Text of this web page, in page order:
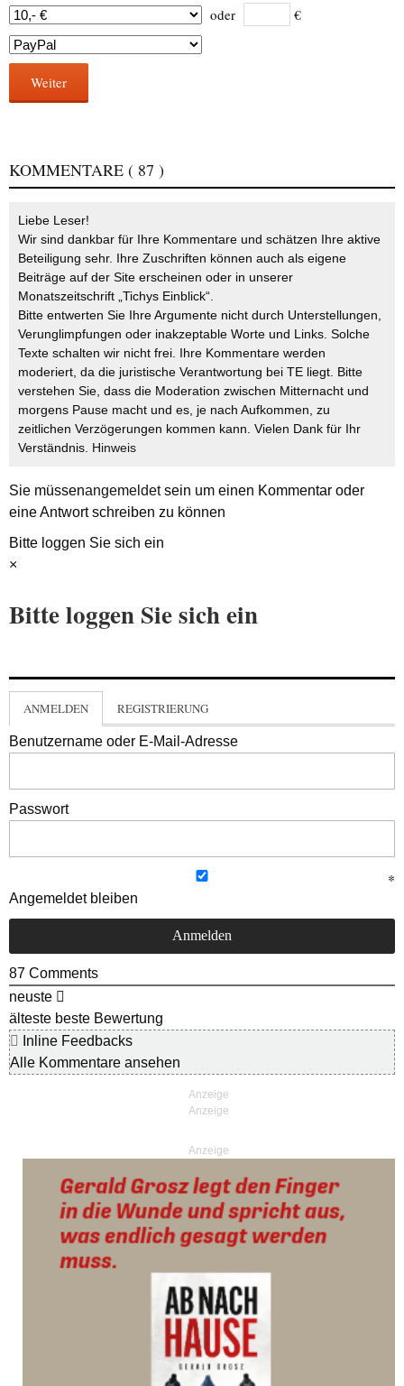
oder €
Weiter
KOMMENTARE ( 87 )
Liebe Leser!
Wir sind dankbar für Ihre Kommentare und schätzen Ihre aktive
Beteiligung sehr. Ihre Zuschriften können auch als eigene
Beiträge auf der Site erscheinen oder in unserer
Monatszeitschrift „Tichys Einblick“.
Bitte entwerten Sie Ihre Argumente nicht durch Unterstellungen,
Verunglimpfungen oder inakzeptable Worte und Links. Solche
Texte schalten wir nicht frei. Ihre Kommentare werden
moderiert, da die juristische Verantwortung bei TE liegt. Bitte
verstehen Sie, dass die Moderation zwischen Mitternacht und
morgens Pause macht und es, je nach Aufkommen, zu
zeitlichen Verzögerungen kommen kann. Vielen Dank für Ihr
Verständnis. Hinweis
Sie müssenangemeldetsein um einen Kommentar oder
eine Antwort schreiben zu können
Bitte loggen Sie sich ein
×
Bitte loggen Sie sich ein
ANMELDEN REGISTRIERUNG
Benutzername oder E-Mail-Adresse
Passwort
Angemeldet bleiben
87 Comments
neuste
älteste beste Bewertung
Inline Feedbacks
Alle Kommentare ansehen
Anzeige